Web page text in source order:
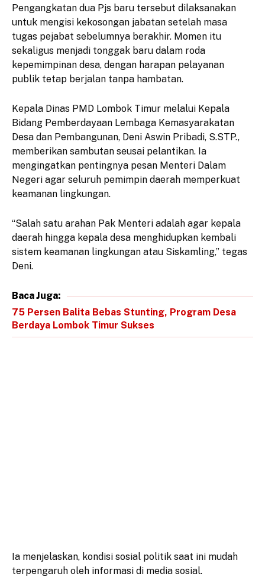
Pengangkatan dua Pjs baru tersebut dilaksanakan
untuk mengisi kekosongan jabatan setelah masa
tugas pejabat sebelumnya berakhir. Momen itu
sekaligus menjadi tonggak baru dalam roda
kepemimpinan desa, dengan harapan pelayanan
publik tetap berjalan tanpa hambatan.
Kepala Dinas PMD Lombok Timur melalui Kepala
Bidang Pemberdayaan Lembaga Kemasyarakatan
Desa dan Pembangunan, Deni Aswin Pribadi, S.STP.,
memberikan sambutan seusai pelantikan. Ia
mengingatkan pentingnya pesan Menteri Dalam
Negeri agar seluruh pemimpin daerah memperkuat
keamanan lingkungan.
“Salah satu arahan Pak Menteri adalah agar kepala
daerah hingga kepala desa menghidupkan kembali
sistem keamanan lingkungan atau Siskamling,” tegas
Deni.
Baca Juga:
75 Persen Balita Bebas Stunting, Program Desa
Berdaya Lombok Timur Sukses
Ia menjelaskan, kondisi sosial politik saat ini mudah
terpengaruh oleh informasi di media sosial.